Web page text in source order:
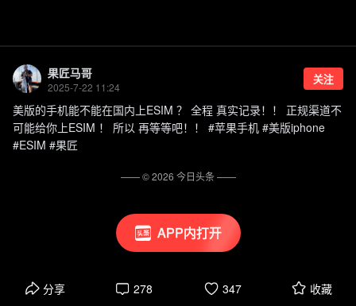
APP内打开
果匠马哥
2025-7-22 11:24
关注
美版的手机能不能在国内上ESIM ？ 全程 真实记录！！ 正规渠道不
可能给你上ESIM ！ 所以 再等等吧！！ #苹果手机 #美版iphone
#ESIM #果匠
分享 278 347 收藏
—— ©2026 今日头条——